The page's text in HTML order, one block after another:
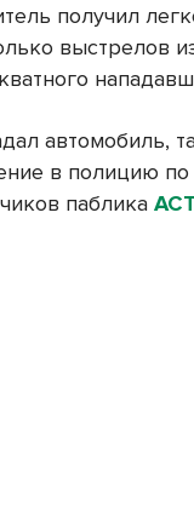
получил
выстрелов
автомобиль,
в полицию
паблика